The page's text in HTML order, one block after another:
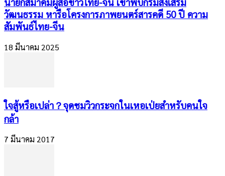
วัฒนธรรม หารือโครงการภาพยนตร์สารคดี 50 ปี ความ
สัมพันธ์ไทย-จีน
18 มีนาคม 2025
ใจสู้หรือเปล่า？จุดชมวิวกระจกในเหอเป่ยสำหรับคนใจ
กล้า
7 มีนาคม 2017